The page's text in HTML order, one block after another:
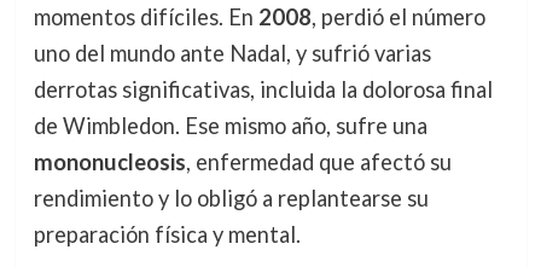
momentos difíciles. En 2008, perdió el número
uno del mundo ante Nadal, y sufrió varias
derrotas significativas, incluida la dolorosa final
de Wimbledon. Ese mismo año, sufre una
mononucleosis, enfermedad que afectó su
rendimiento y lo obligó a replantearse su
preparación física y mental.